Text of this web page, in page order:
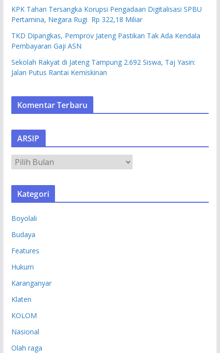
KPK Tahan Tersangka Korupsi Pengadaan Digitalisasi SPBU
Pertamina, Negara Rugi Rp 322,18 Miliar
TKD Dipangkas, Pemprov Jateng Pastikan Tak Ada Kendala
Pembayaran Gaji ASN
Sekolah Rakyat di Jateng Tampung 2.692 Siswa, Taj Yasin:
Jalan Putus Rantai Kemiskinan
Komentar Terbaru
ARSIP
R
S
Kategori
Boyolali
Budaya
Features
Hukum
Karanganyar
Klaten
KOLOM
Nasional
Olah raga